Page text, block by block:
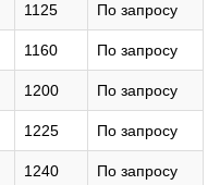
1125 По запросу
1160 По запросу
1200 По запросу
1225 По запросу
1240 По запросу